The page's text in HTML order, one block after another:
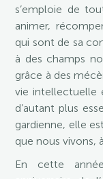
s’emploie de
animer,
qui sont de sa
à des champs
grâce à des
vie intellectuelle
d’autant plus
gardienne, elle
que nous vivons,
En cette